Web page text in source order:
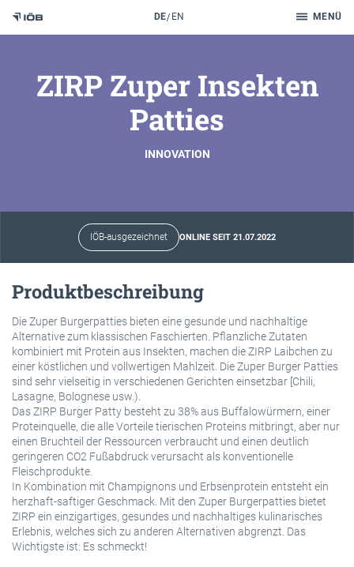
DE EN MENÜ
ZIRP Zuper Insekten
Patties
INNOVATION
IÖB-ausgezeichnet ONLINE SEIT 21.07.2022
Produktbeschreibung
Die Zuper Burgerpatties bieten eine gesunde und nachhaltige
Alternative zum klassischen Faschierten. Pflanzliche Zutaten
kombiniert mit Protein aus Insekten, machen die ZIRP Laibchen zu
einer köstlichen und vollwertigen Mahlzeit. Die Zuper Burger Patties
sind sehr vielseitig in verschiedenen Gerichten einsetzbar [Chili,
Lasagne, Bolognese usw.).
Das ZIRP Burger Patty besteht zu 38% aus Buffalowürmern, einer
Proteinquelle, die alle Vorteile tierischen Proteins mitbringt, aber nur
einen Bruchteil der Ressourcen verbraucht und einen deutlich
geringeren CO2 Fußabdruck verursacht als konventionelle
Fleischprodukte.
In Kombination mit Champignons und Erbsenprotein entsteht ein
herzhaft-saftiger Geschmack. Mit den Zuper Burgerpatties bietet
ZIRP ein einzigartiges, gesundes und nachhaltiges kulinarisches
Erlebnis, welches sich zu anderen Alternativen abgrenzt. Das
Wichtigste ist: Es schmeckt!